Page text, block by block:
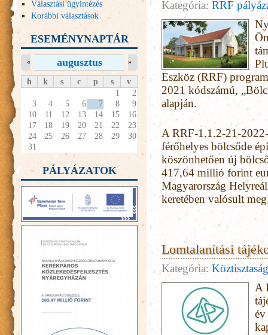
Kategória: RRF
Eszköz (RRF)
2021 kódszámú,
alapján.
A RRF-1.1.2-21-
férőhelyes bölcsőde
köszönhetően új
417,64 millió forint
Magyarország
keretében valósult
Lomtalanítási
Kategória: Köztisztaság
A
Választási ügyintézés
Korábbi választások
ESEMÉNYNAPTÁR
augusztus
« »
h k s c p s
v
1
2
3
4 5 6 7 8
9
10
11 12 13 14 15
16
17
18 19 20 21 22
23
24
25 26 27 28 29
30
31
PÁLYÁZATOK